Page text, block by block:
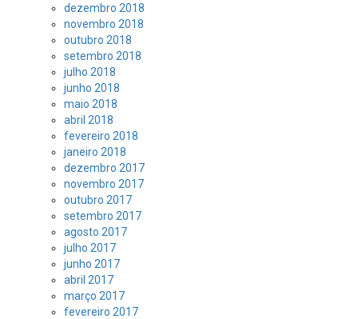
dezembro 2018
novembro 2018
outubro 2018
setembro 2018
julho 2018
junho 2018
maio 2018
abril 2018
fevereiro 2018
janeiro 2018
dezembro 2017
novembro 2017
outubro 2017
setembro 2017
agosto 2017
julho 2017
junho 2017
abril 2017
março 2017
fevereiro 2017